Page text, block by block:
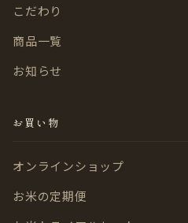
こだわり
商品一覧
お知らせ
お買い物
オンラインショップ
お米の定期便